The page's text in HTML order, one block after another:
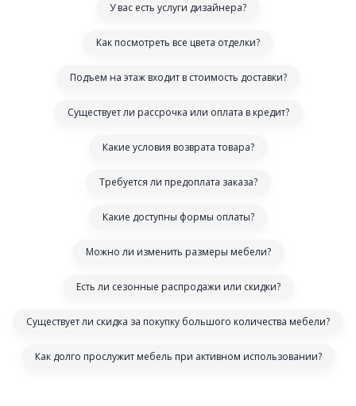
У вас есть услуги дизайнера?
Как посмотреть все цвета отделки?
Подъем на этаж входит в стоимость доставки?
Существует ли рассрочка или оплата в кредит?
Какие условия возврата товара?
Требуется ли предоплата заказа?
Какие доступны формы оплаты?
Можно ли изменить размеры мебели?
Есть ли сезонные распродажи или скидки?
Существует ли скидка за покупку большого количества мебели?
Как долго прослужит мебель при активном использовании?